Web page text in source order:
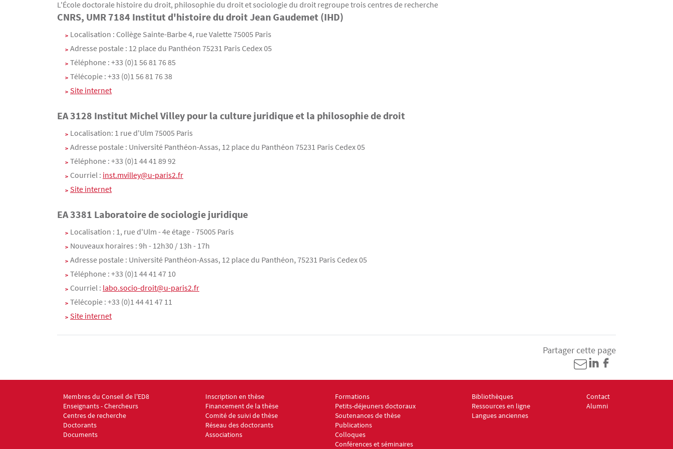
L'École doctorale histoire du droit, philosophie du droit et sociologie du droit regroupe trois centres de recherche
Texte
CNRS, UMR 7184 Institut d'histoire du droit Jean Gaudemet (IHD)
Localisation : Collège Sainte-Barbe 4, rue Valette 75005 Paris
Adresse postale : 12 place du Panthéon 75231 Paris Cedex 05
Téléphone : +33 (0)1 56 81 76 85
Télécopie : +33 (0)1 56 81 76 38
Site internet
Texte
EA 3128 Institut Michel Villey pour la culture juridique et la philosophie de droit
Localisation: 1 rue d'Ulm 75005 Paris
Adresse postale : Université Panthéon-Assas, 12 place du Panthéon 75231 Paris Cedex 05
Téléphone : +33 (0)1 44 41 89 92
Courriel : inst.mvilley@u-paris2.fr
Site internet
Texte
EA 3381 Laboratoire de sociologie juridique
Localisation : 1, rue d'Ulm - 4e étage - 75005 Paris
Nouveaux horaires : 9h - 12h30 / 13h - 17h
Adresse postale : Université Panthéon-Assas, 12 place du Panthéon, 75231 Paris Cedex 05
Téléphone : +33 (0)1 44 41 47 10
Courriel : labo.socio-droit@u-paris2.fr
Télécopie : +33 (0)1 44 41 47 11
Site internet
Partager cette page
Menu footer ED8 1
Membres du Conseil de l'ED8
Enseignants - Chercheurs
Centres de recherche
Doctorants
Documents
Menu footer ED8 2
Inscription en thèse
Financement de la thèse
Comité de suivi de thèse
Réseau des doctorants
Associations
Menu footer ED8 3
Formations
Petits-déjeuners doctoraux
Soutenances de thèse
Publications
Colloques
Conférences et séminaires
Menu footer ED8 4
Bibliothèques
Ressources en ligne
Langues anciennes
Menu footer ED8 5
Contact
Alumni